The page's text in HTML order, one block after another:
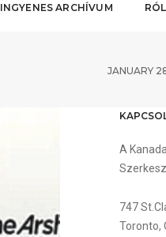
INGYENES ARCHÍVUM
JANUARY
A
747
Toronto,